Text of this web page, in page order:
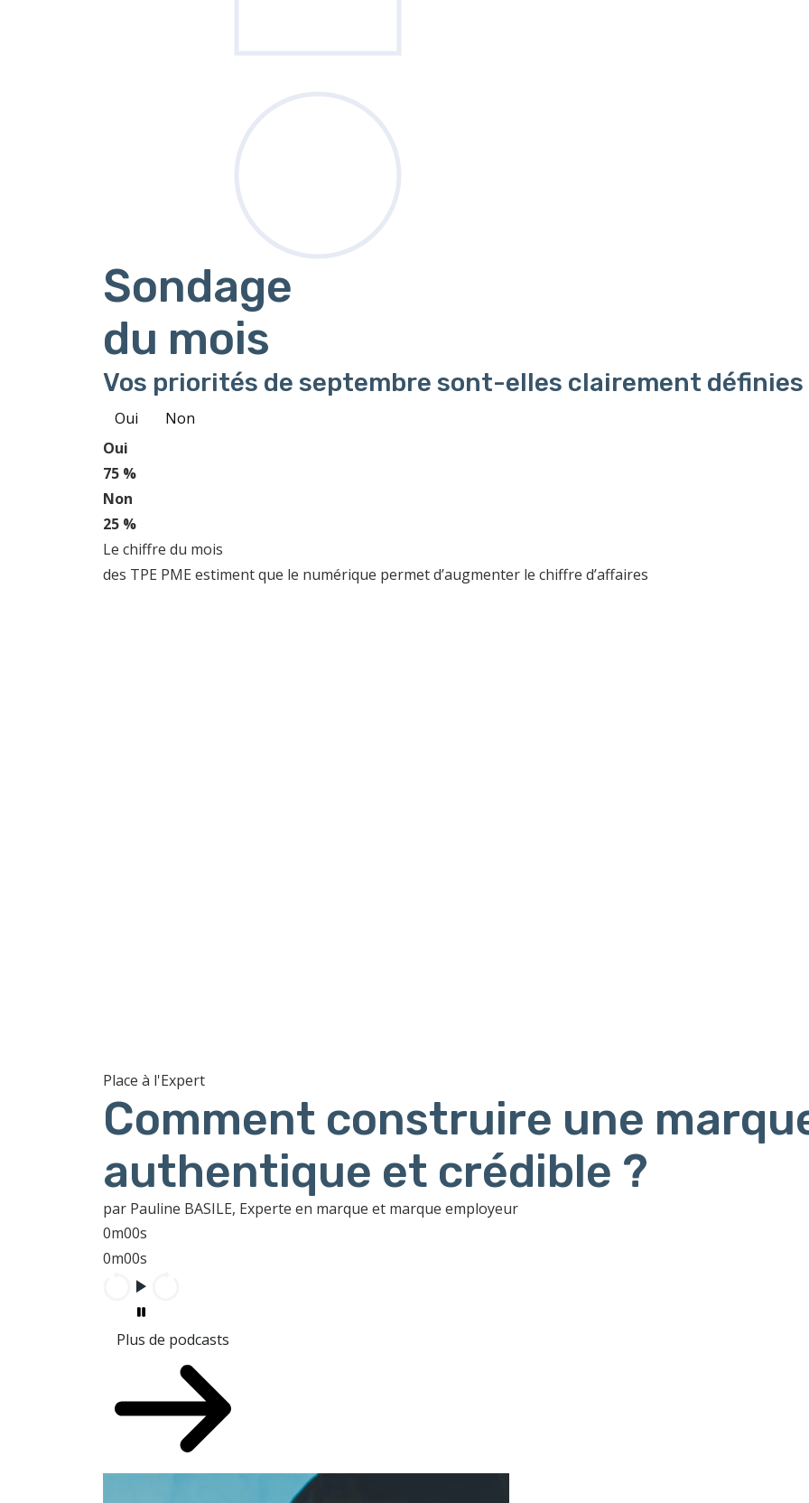
Sondage
du mois
Vos priorités de septembre sont-elles clairement définies
Oui
Non
Oui
75 %
Non
25 %
Le chiffre du mois
des TPE PME estiment que le numérique permet d’augmenter le chiffre d’affaires
Place à l'Expert
Comment construire une
authentique et crédible ?
par Pauline BASILE, Experte en marque et marque employeur
0m00s
0m00s
Plus de podcasts